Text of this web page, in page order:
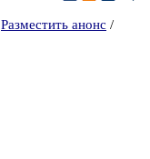
Разместить анонс /